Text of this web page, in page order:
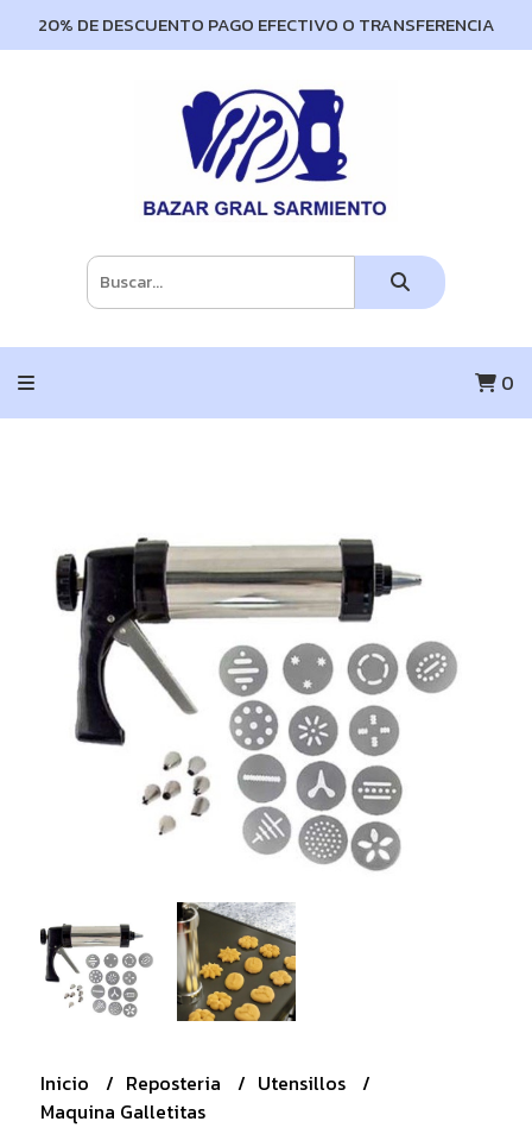
20% DE DESCUENTO PAGO EFECTIVO O TRANSFERENCIA
0
Inicio Reposteria
Utensillos
Maquina Galletitas